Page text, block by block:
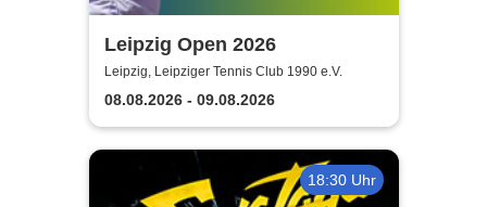
Leipzig Open 2026
Leipzig, Leipziger Tennis Club 1990 e.V.
08.08.2026 - 09.08.2026
18:30 Uhr